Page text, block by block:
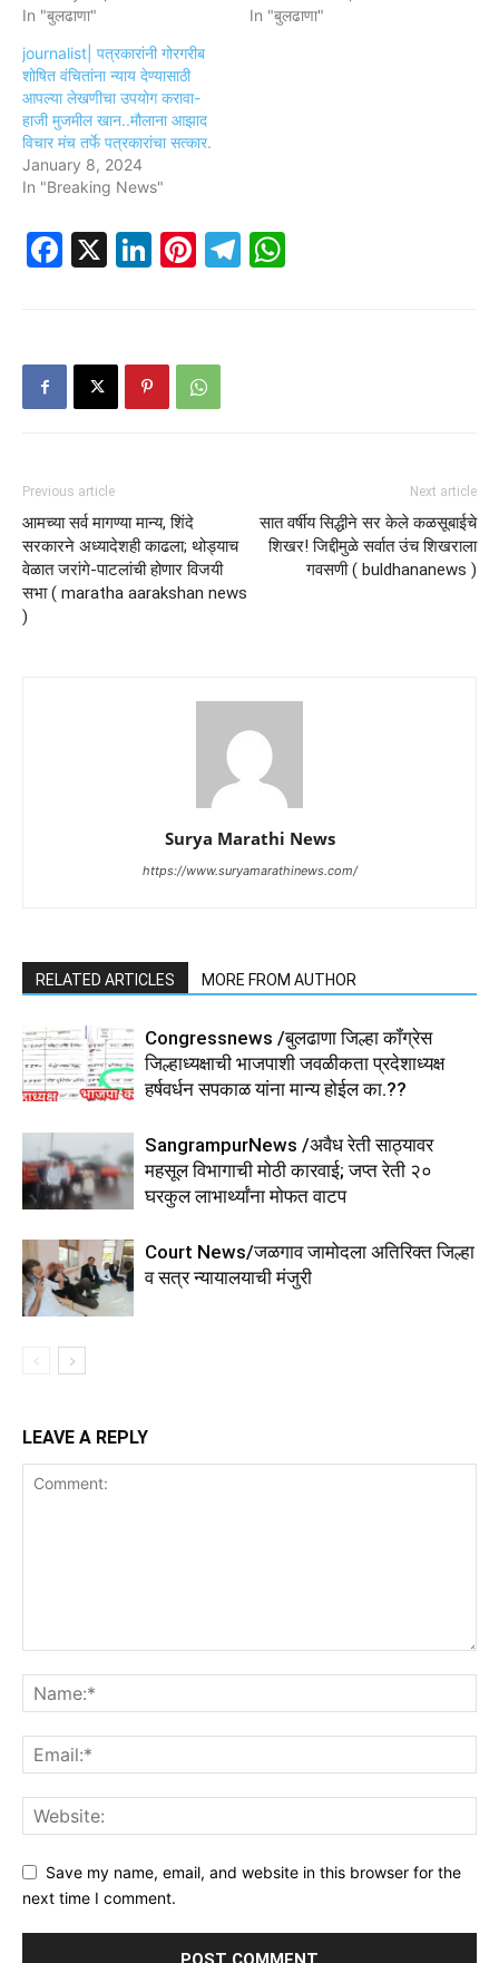
In "बुलढाणा"
In "बुलढाणा"
journalist| पत्रकारांनी गोरगरीब
शोषित वंचितांना न्याय देण्यासाठी
आपल्या लेखणीचा उपयोग करावा-
हाजी मुजमील खान..मौलाना आझाद
विचार मंच तर्फे पत्रकारांचा सत्कार.
January 8, 2024
In "Breaking News"
Facebook
X LinkedIn
Pinterest
Telegram
Previous article
आमच्या सर्व मागण्या मान्य, शिंदे
सरकारने अध्यादेशही काढला; थोड्याच
वेळात जरांगे-पाटलांची होणार विजयी
सभा ( maratha aarakshan news
)
Next article
सात वर्षीय सिद्धीने सर केले कळसूबाईचे
शिखर! जिद्दीमुळे सर्वात उंच शिखराला
गवसणी ( buldhananews )
Surya Marathi News
https://www.suryamarathinews.com/
RELATED ARTICLES MORE FROM AUTHOR
Congressnews /बुलढाणा जिल्हा कॉंग्रेस
जिल्हाध्यक्षाची भाजपाशी जवळीकता प्रदेशाध्यक्ष
हर्षवर्धन सपकाळ यांना मान्य होईल का.??
SangrampurNews /अवैध रेती साठ्यावर
महसूल विभागाची मोठी कारवाई; जप्त रेती २०
घरकुल लाभार्थ्यांना मोफत वाटप
Court News/जळगाव जामोदला अतिरिक्त जिल्हा
व सत्र न्यायालयाची मंजुरी
LEAVE A REPLY
Save my name, email, and website in this browser for the
next time I comment.